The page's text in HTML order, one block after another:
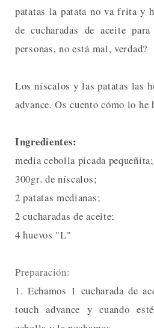
patatas la patata no va frita y
de cucharadas de aceite
personas, no está mal, verdad?
Los níscalos y las patatas las
advance. Os cuento cómo lo he
Ingredientes:
media cebolla picada pequeñita;
300gr. de níscalos;
2 patatas medianas;
2 cucharadas de aceite;
4 huevos "L"
Preparación:
1. Echamos 1 cucharada de
touch advance y cuando